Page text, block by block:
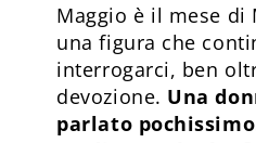
Maggio è il mese di
una figura che
interrogarci, ben
devozione. Una
parlato